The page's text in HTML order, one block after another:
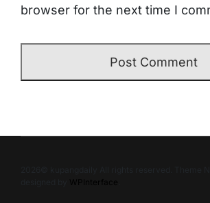
browser for the next time I